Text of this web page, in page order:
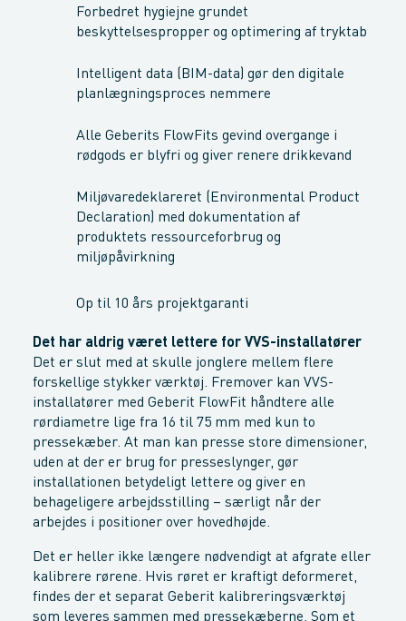
Forbedret hygiejne grundet
beskyttelsespropper og optimering af tryktab
Intelligent data (BIM-data) gør den digitale
planlægningsproces nemmere
Alle Geberits FlowFits gevind overgange i
rødgods er blyfri og giver renere drikkevand
Miljøvaredeklareret (Environmental Product
Declaration) med dokumentation af
produktets ressourceforbrug og
miljøpåvirkning
Op til 10 års projektgaranti
Det har aldrig været lettere for VVS-installatører
Det er slut med at skulle jonglere mellem flere
forskellige stykker værktøj. Fremover kan VVS-
installatører med Geberit FlowFit håndtere alle
rørdiametre lige fra 16 til 75 mm med kun to
pressekæber. At man kan presse store dimensioner,
uden at der er brug for presseslynger, gør
installationen betydeligt lettere og giver en
behageligere arbejdsstilling – særligt når der
arbejdes i positioner over hovedhøjde.
Det er heller ikke længere nødvendigt at afgrate eller
kalibrere rørene. Hvis røret er kraftigt deformeret,
findes der et separat Geberit kalibreringsværktøj
som leveres sammen med pressekæberne. Som et